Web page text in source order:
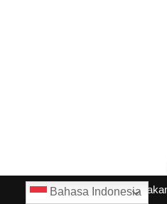
Neve|
Bahasa Indonesia